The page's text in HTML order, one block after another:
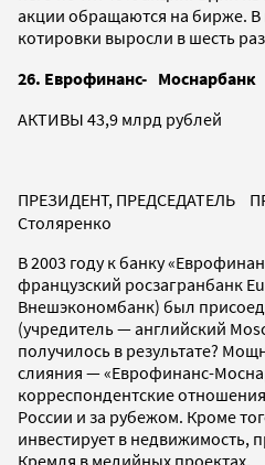
акции обращаются на бирже.
котировки выросли в шесть
26. Еврофинанс- Моснарбанк
АКТИВЫ 43,9 млрд рублей
ПРЕЗИДЕНТ, ПРЕДСЕДАТЕЛЬ
Столяренко
В 2003 году к банку
французский росзагранбанк
Внешэкономбанк) был
(учредитель — английский
получилось в результате?
слияния — «Еврофинанс-
корреспондентские
России и за рубежом. Кроме
инвестирует в недвижимость,